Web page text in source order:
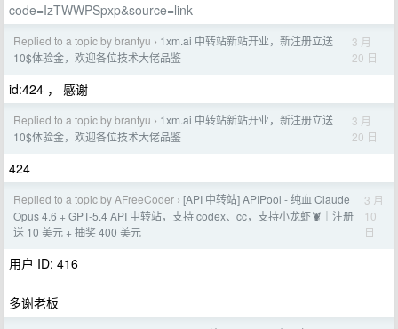
code=IzTWWPSpxp&source=link
Replied to a topic by brantyu › 1xm.ai 中转站新站开业，新注册立送
10$体验金，欢迎各位技术大佬品鉴
3 月
20 日
id:424 ， 感谢
Replied to a topic by brantyu › 1xm.ai 中转站新站开业，新注册立送
10$体验金，欢迎各位技术大佬品鉴
3 月
20 日
424
Replied to a topic by AFreeCoder › [API 中转站] APIPool - 纯血 Claude
Opus 4.6 + GPT-5.4 API 中转站，支持 codex、cc，支持小龙虾🦞｜注册
送 10 美元 + 抽奖 400 美元
3 月
10
日
用户 ID: 416
多谢老板